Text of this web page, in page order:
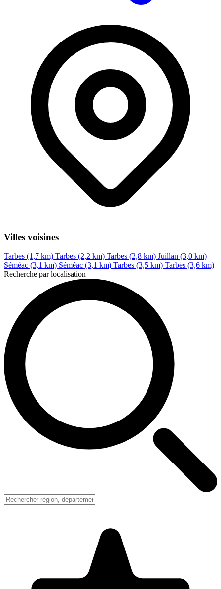
Villes voisines
Tarbes (1,7 km) Tarbes (2,2 km) Tarbes (2,8 km) Juillan (3,0 km)
Séméac (3,1 km) Séméac (3,1 km) Tarbes (3,5 km) Tarbes (3,6 km)
Recherche par localisation